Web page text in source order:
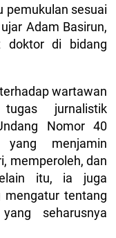
pemukulan sesuai
Adam Basirun,
doktor di bidang
wartawan
jurnalistik
Nomor 40
menjamin
memperoleh, dan
itu, ia juga
mengatur tentang
seharusnya